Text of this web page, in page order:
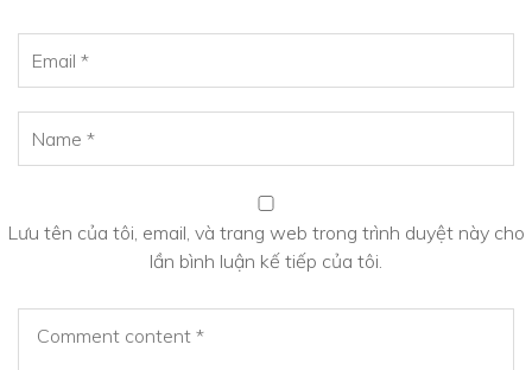
Lưu tên của tôi, email, và trang web trong trình duyệt này cho
lần bình luận kế tiếp của tôi.